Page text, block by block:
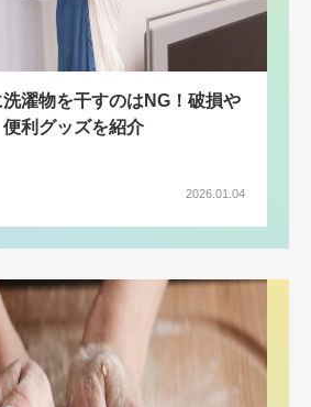
濯物を干すのはNG！破損や
利グッズを紹介
2026.01.04